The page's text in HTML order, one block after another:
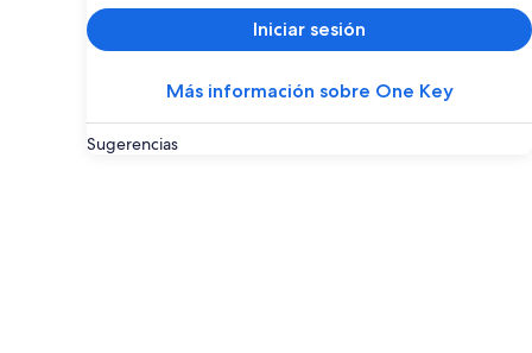
Iniciar sesión
Más información sobre One Key
Sugerencias